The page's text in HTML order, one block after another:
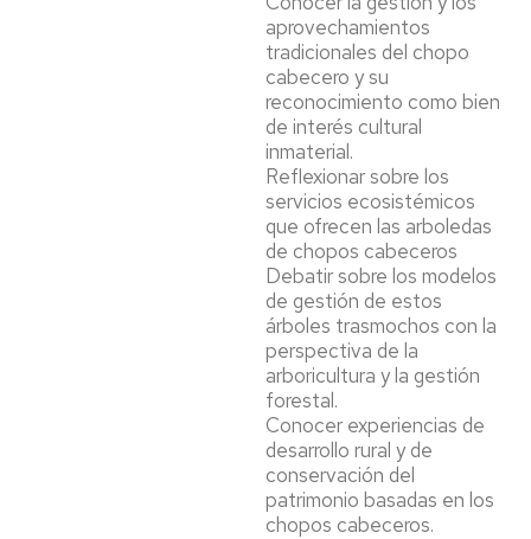
aprovechamientos
tradicionales del chopo
cabecero y su
reconocimiento como bien
de interés cultural
inmaterial.
Reflexionar sobre los
servicios ecosistémicos
que ofrecen las arboledas
de chopos cabeceros
Debatir sobre los modelos
de gestión de estos
árboles trasmochos con la
perspectiva de la
arboricultura y la gestión
forestal.
Conocer experiencias de
desarrollo rural y de
conservación del
patrimonio basadas en los
chopos cabeceros.